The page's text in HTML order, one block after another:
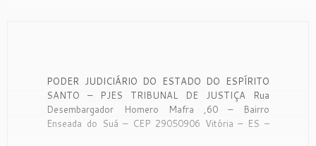
PODER JUDICIÁRIO DO ESTADO DO ESPÍRITO
SANTO – PJES TRIBUNAL DE JUSTIÇA Rua
Desembargador Homero Mafra ,60 – Bairro
Enseada do Suá – CEP 29050906 Vitória – ES –